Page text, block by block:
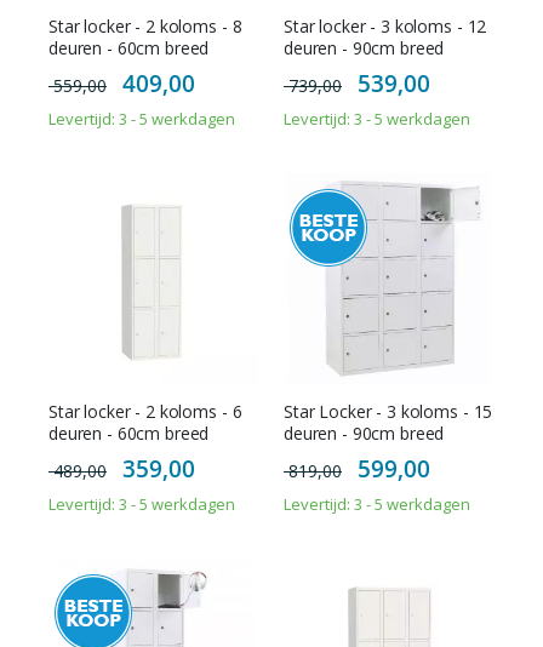
Star locker - 2 koloms - 8
deuren - 60cm breed
559,00
Special
Price
409,00
Levertijd: 3 - 5 werkdagen
Star locker - 3 koloms - 12
deuren - 90cm breed
739,00
Special
Price
539,00
Levertijd: 3 - 5 werkdagen
Star locker - 2 koloms - 6
deuren - 60cm breed
489,00
Special
Price
359,00
Levertijd: 3 - 5 werkdagen
Star Locker - 3 koloms - 15
deuren - 90cm breed
819,00
Special
Price
599,00
Levertijd: 3 - 5 werkdagen